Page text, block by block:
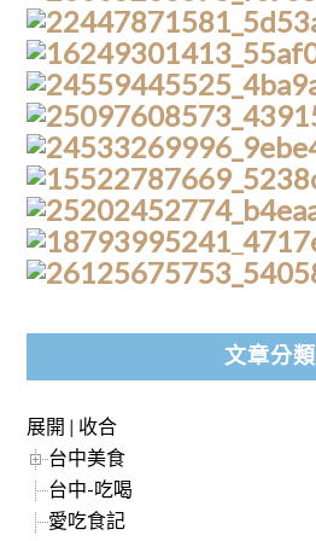
文章分類
展開 | 收合
台中美食
台中-吃喝
愛吃食記